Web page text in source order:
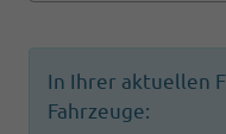
In Ihrer aktuellen
Fahrzeuge: